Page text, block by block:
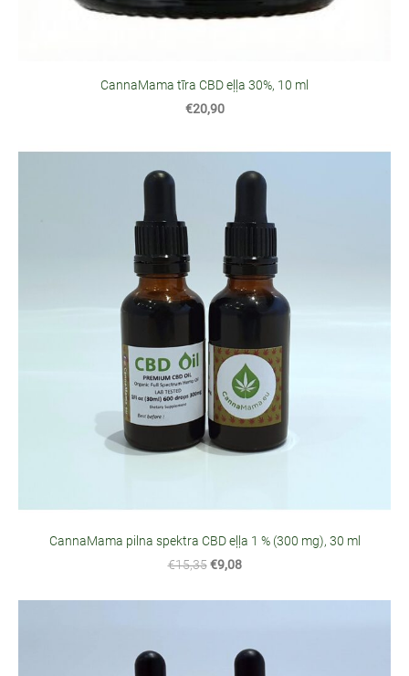
CannaMama tīra CBD eļļa 30%, 10 ml
€20,90
CannaMama pilna spektra CBD eļļa 1 % (300 mg), 30 ml
€15,35 €9,08